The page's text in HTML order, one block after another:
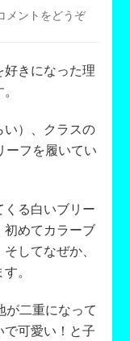
メントをどうぞ
リ
好
き
き
っ
好きになった理
）、クラスの
ーフを履いてい
る白いブリー
初めてカラーブ
してなぜか、
。
が二重になって
可愛い！と子